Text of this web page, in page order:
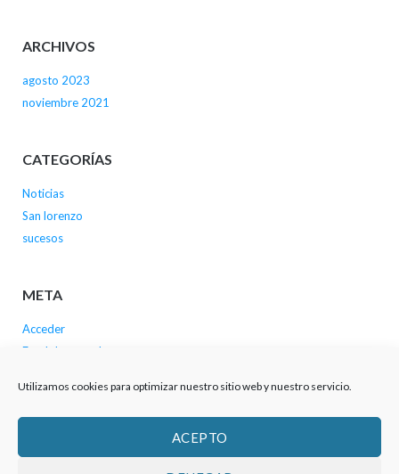
Utilizamos cookies para optimizar nuestro sitio web y nuestro servicio.
ACEPTO
ARCHIVOS
agosto 2023
noviembre 2021
CATEGORÍAS
Noticias
San lorenzo
sucesos
META
Acceder
Feed de entradas